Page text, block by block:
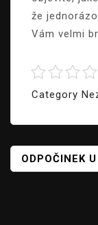
že
Vám velmi
Category
ODPOČINEK